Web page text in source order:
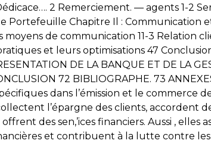
2 Remerciement. — agents 1-2
Portefeuille Chapitre Il : Communication
moyens de communication 11-3 Relation
et leurs optimisations 47
DE LA BANQUE ET DE LA
72 BIBLIOGRAPHE. 73
dans l’émission et le commerce
l’épargne des clients, accordent
des sen,’ices financiers. Aussi , elles
et contribuent à la lutte contre les